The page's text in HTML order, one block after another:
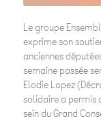
Le groupe
exprime son
anciennes
semaine passée
Elodie Lopez
solidaire a permis
sein du Grand